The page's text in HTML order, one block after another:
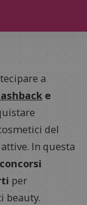
a
e
del
In questa
per
beauty.